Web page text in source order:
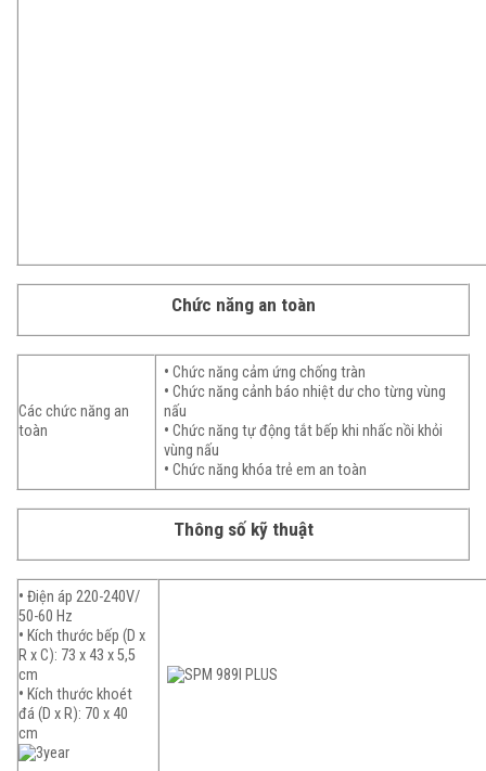
Chức năng an toàn
Các chức năng an
toàn
• Chức năng cảm ứng chống tràn
• Chức năng cảnh báo nhiệt dư cho từng vùng
nấu
• Chức năng tự động tắt bếp khi nhấc nồi khỏi
vùng nấu
• Chức năng khóa trẻ em an toàn
Thông số kỹ thuật
• Điện áp 220-240V/
50-60 Hz
• Kích thước bếp (D x
R x C): 73 x 43 x 5,5
cm
• Kích thước khoét
đá (D x R): 70 x 40
cm